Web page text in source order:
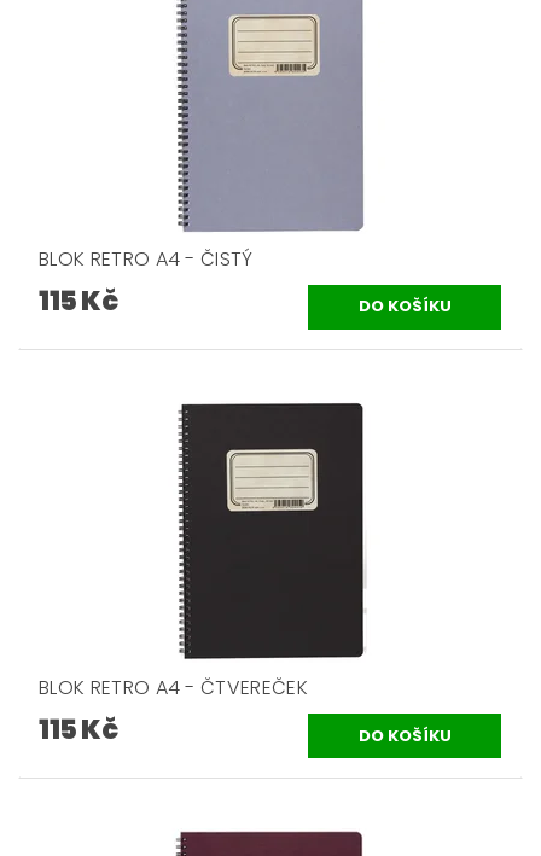
BLOK RETRO A4 - ČISTÝ
115 Kč
BLOK RETRO A4 - ČTVEREČEK
115 Kč